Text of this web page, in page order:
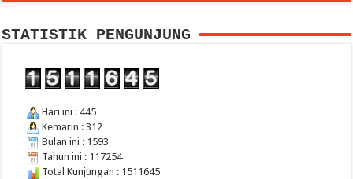
STATISTIK PENGUNJUNG
Hari ini : 445
Kemarin : 312
Bulan ini : 1593
Tahun ini : 117254
Total Kunjungan : 1511645